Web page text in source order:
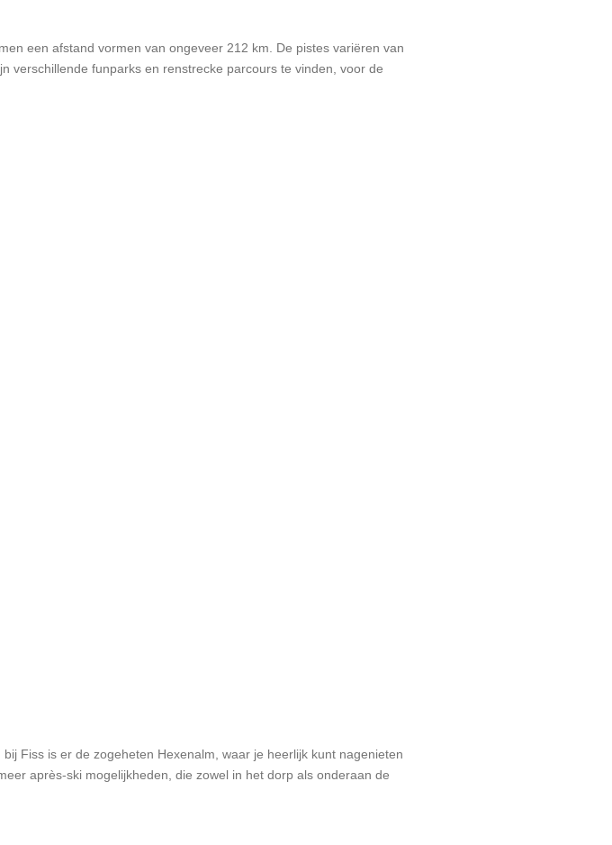
een afstand vormen van ongeveer 212 km. De pistes variëren van
verschillende funparks en renstrecke parcours te vinden, voor de
Fiss is er de zogeheten Hexenalm, waar je heerlijk kunt nagenieten
après-ski mogelijkheden, die zowel in het dorp als onderaan de